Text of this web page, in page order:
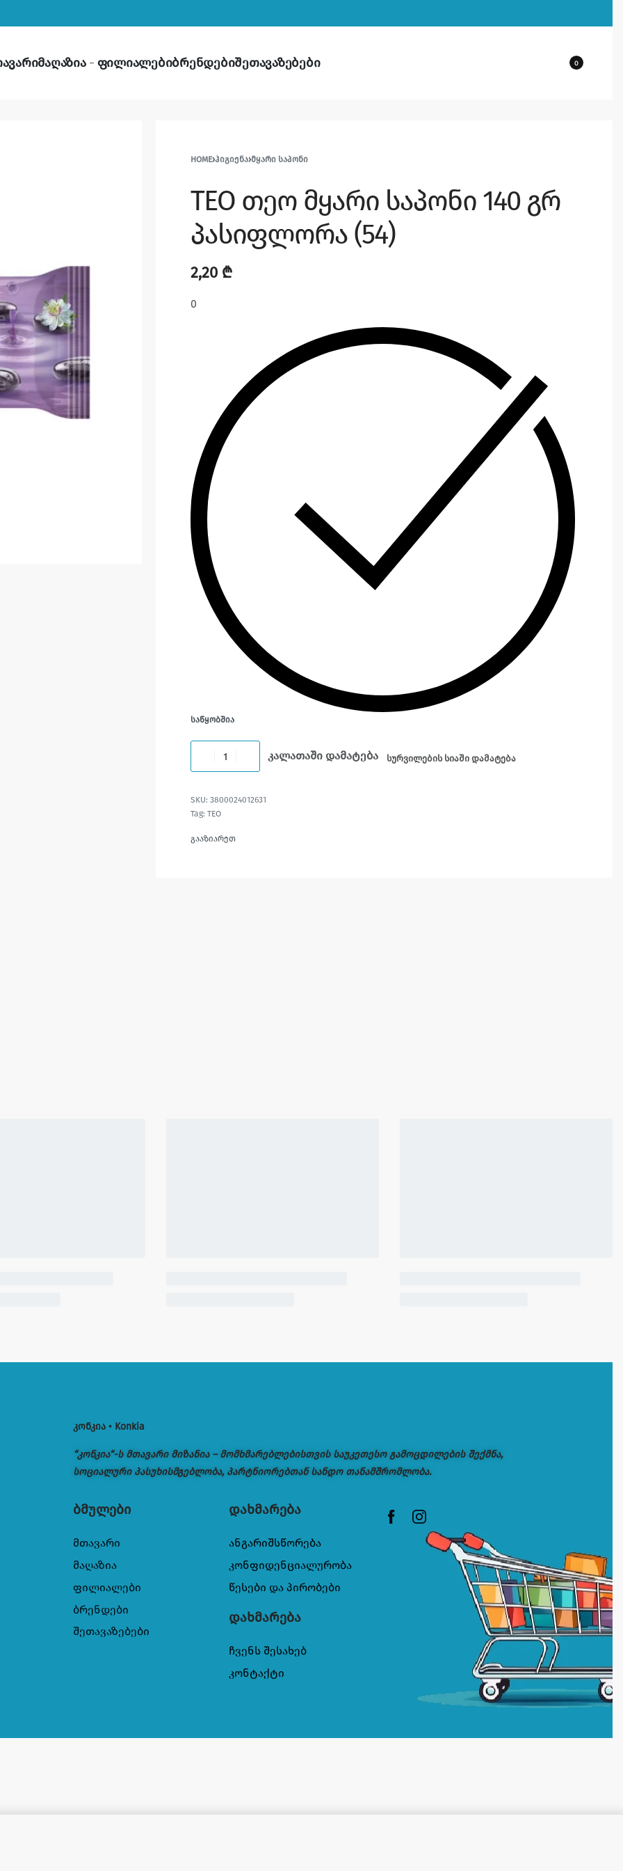
მაღაზია ფილიალებიბრენდებიშეთავაზებები 0
HOME›ᲰᲘᲒᲘᲔᲜᲐ›ᲛᲧᲐᲠᲘ ᲡᲐᲞᲝᲜᲘ
TEO თეო მყარი საპონი 140 გრ
პასიფლორა (54)
2,20 ₾
0
ᲡᲐᲬᲧᲝᲑᲨᲘᲐ
კალათაში დამატება სურვილების სიაში დამატება
3800024012631
Tag: TEO
გააზიარეთ
კონკია • Konkia
“კონკია“-ს მთავარი მიზანია – მომხმარებლებისთვის საუკეთესო გამოცდილების შექმნა,
სოციალური პასუხისმგებლობა, პარტნიორებთან სანდო თანამშრომლობა.
ბმულები
მთავარი
მაღაზია
ფილიალები
ბრენდები
შეთავაზებები
დახმარება
ანგარიშსწორება
კონფიდენციალურობა
წესები და პირობები
დახმარება
ჩვენს შესახებ
კონტაქტი